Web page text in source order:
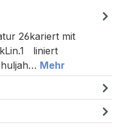
26kariert mit
liniert
Mehr